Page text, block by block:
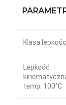
Klasa
Lepkość
temp. 100°C